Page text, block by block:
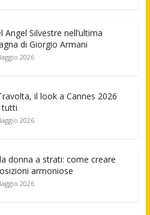
Angel Silvestre nell’ultima
di Giorgio Armani
2026
il look a Cannes 2026
tutti
2026
donna a strati: come creare
armoniose
2026